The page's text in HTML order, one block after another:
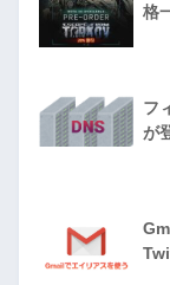
格
フ
が